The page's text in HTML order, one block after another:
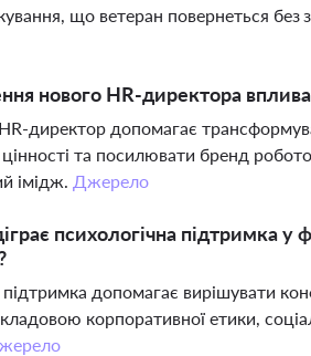
що ветеран повернеться
нового HR-директора
директор допомагає
та посилювати бренд
імідж. Джерело
психологічна підтримка
допомагає вирішувати
корпоративної етики,